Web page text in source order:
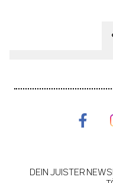
DEIN JUISTER